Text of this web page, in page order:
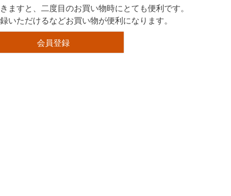
ますと、二度目のお買い物時にとても便利です。
いただけるなどお買い物が便利になります。
会員登録